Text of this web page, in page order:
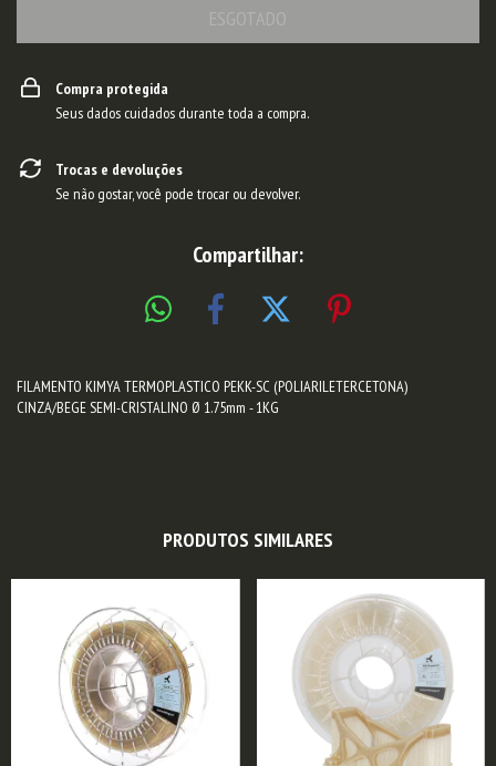
Compra protegida
Seus dados cuidados durante toda a compra.
Trocas e devoluções
Se não gostar, você pode trocar ou devolver.
Compartilhar:
FILAMENTO KIMYA TERMOPLASTICO PEKK-SC (POLIARILETERCETONA)
CINZA/BEGE SEMI-CRISTALINO Ø 1.75mm - 1KG
PRODUTOS SIMILARES